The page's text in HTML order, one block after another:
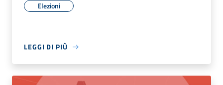
Elezioni
LEGGI DI PIÙ